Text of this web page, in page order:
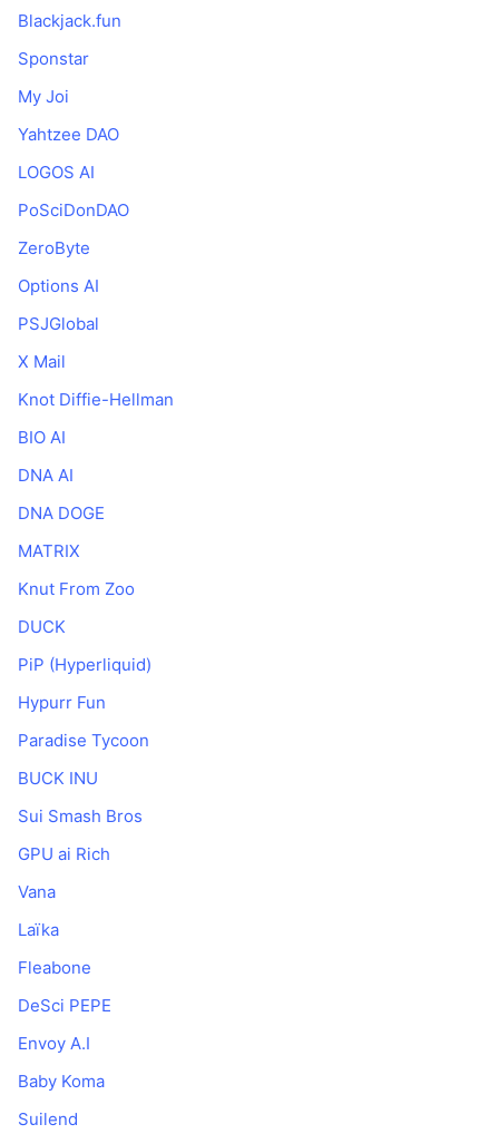
Blackjack.fun
Sponstar
My Joi
Yahtzee DAO
LOGOS AI
PoSciDonDAO
ZeroByte
Options AI
PSJGlobal
X Mail
Knot Diffie-Hellman
BIO AI
DNA AI
DNA DOGE
MATRIX
Knut From Zoo
DUCK
PiP (Hyperliquid)
Hypurr Fun
Paradise Tycoon
BUCK INU
Sui Smash Bros
GPU ai Rich
Vana
Laïka
Fleabone
DeSci PEPE
Envoy A.I
Baby Koma
Suilend